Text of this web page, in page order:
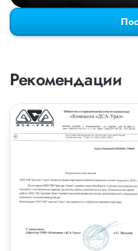
Рекомендации